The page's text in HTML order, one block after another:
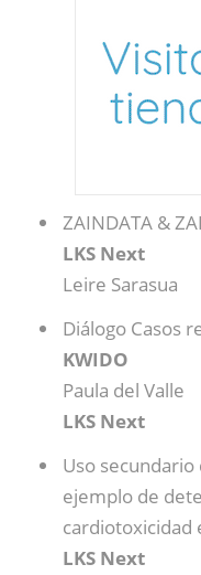
ZAINDATA &
LKS Next
Leire Sarasua
Diálogo Casos
KWIDO
Paula del Valle
LKS Next
Uso secundario
ejemplo de
cardiotoxicidad
LKS Next